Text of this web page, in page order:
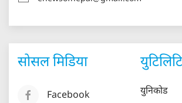
सोसल मिडिया
Facebook
युटिलिटि
युनिकोड